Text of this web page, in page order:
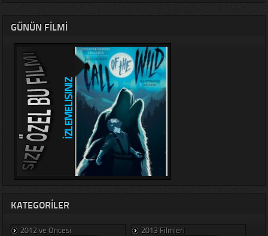
GÜNÜN FILMI
KATEGORILER
2012 ve Öncesi
2013 Filmleri